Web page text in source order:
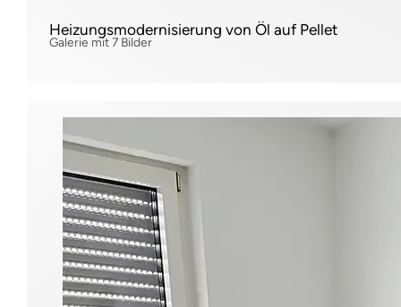
Heizungsmodernisierung von Öl auf Pellet
Galerie mit 7 Bilder